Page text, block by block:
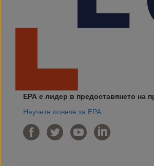
ЕРА е лидер в предоставянето на
Научете повече за ЕРА